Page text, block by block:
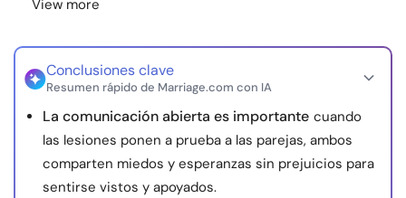
nosotros
View more
Conclusiones clave
Resumen rápido de Marriage.com con IA
La comunicación abierta es importante cuando
las lesiones ponen a prueba a las parejas, ambos
comparten miedos y esperanzas sin prejuicios para
sentirse vistos y apoyados.